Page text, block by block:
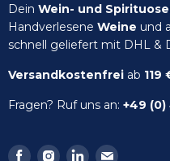
Dein Wein- und
Handverlesene Weine und
schnell geliefert mit DHL &
Versandkostenfrei ab 119
Fragen? Ruf uns an: +49 (0)
FindenFindenFindenFinden